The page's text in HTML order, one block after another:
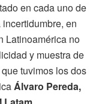
en cada uno de
en
Latinoamérica no
y muestra de
tuvimos los dos
Álvaro Pereda,